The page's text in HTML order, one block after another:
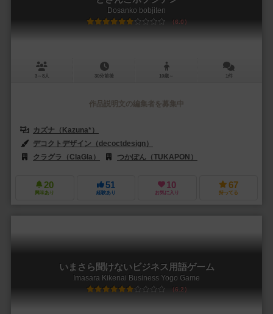
Dosanko bobjiten
6.0
3～8人 30分前後 10歳～ 1件
作品説明文の編集者を募集中
カズナ（Kazuna*）
デコクトデザイン（decoctdesign）
クラグラ（ClaGla）
つかぽん（TUKAPON）
20
興味あり
51
経験あり
10
お気に入り
67
持ってる
いまさら聞けないビジネス用語ゲーム
Imasara Kikenai Business Yogo Game
6.2